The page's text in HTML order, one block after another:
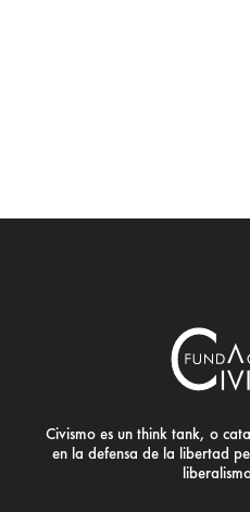
Civismo es un think tank, o
en la defensa de la libertad